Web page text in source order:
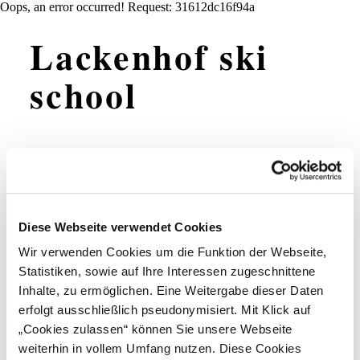
Diese Webseite verwendet Cookies
Wir verwenden Cookies um die Funktion der Webseite,
Statistiken, sowie auf Ihre Interessen zugeschnittene
Inhalte, zu ermöglichen. Eine Weitergabe dieser Daten
erfolgt ausschließlich pseudonymisiert. Mit Klick auf
„Cookies zulassen“ können Sie unsere Webseite
weiterhin in vollem Umfang nutzen. Diese Cookies
Oops, an error occurred! Request: 31612dc16f94a
Lackenhof ski
school
Add to favorites
With our Lackenhof ski school & Sport 2000 Ötscher ski
rental, we offer you a service and a quality that are that
little bit extra special to ensure a beautiful, unforgettable
skiing bliss. With our trained ski instructor team, you’re
always in good hands right from the start of the season.
Learning to ski with fun and games is always our top
priority.